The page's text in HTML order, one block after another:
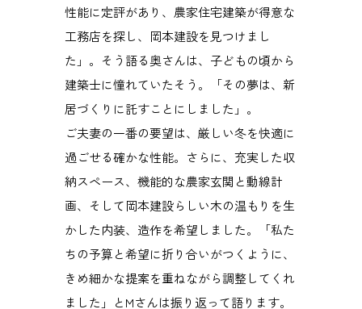
性能に定評があり、農家住宅建築が得意な
工務店を探し、岡本建設を見つけまし
た」。そう語る奥さんは、子どもの頃から
建築士に憧れていたそう。「その夢は、新
居づくりに託すことにしました」。
ご夫妻の一番の要望は、厳しい冬を快適に
過ごせる確かな性能。さらに、充実した収
納スペース、機能的な農家玄関と動線計
画、そして岡本建設らしい木の温もりを生
かした内装、造作を希望しました。「私た
ちの予算と希望に折り合いがつくように、
きめ細かな提案を重ねながら調整してくれ
ました」とMさんは振り返って語ります。